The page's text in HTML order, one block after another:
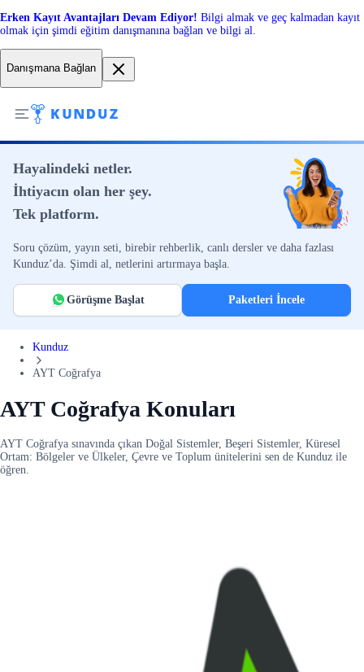
Erken Kayıt Avantajları Devam Ediyor! Bilgi almak ve geç kalmadan kayıt
olmak için şimdi eğitim danışmanına bağlan ve bilgi al.
Danışmana Bağlan
Hayalindeki netler.
İhtiyacın olan her şey.
Tek platform.
Soru çözüm, yayın seti, birebir rehberlik, canlı dersler ve daha fazlası
Kunduz’da. Şimdi al, netlerini artırmaya başla.
Görüşme Başlat Paketleri İncele
Kunduz
AYT Coğrafya
AYT Coğrafya Konuları
AYT Coğrafya sınavında çıkan Doğal Sistemler, Beşeri Sistemler, Küresel
Ortam: Bölgeler ve Ülkeler, Çevre ve Toplum ünitelerini sen de Kunduz ile
öğren.